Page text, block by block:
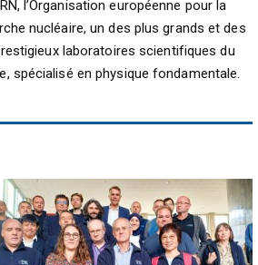
l’Organisation européenne pour la
nucléaire, un des plus grands et des
laboratoires scientifiques du
spécialisé en physique fondamentale.